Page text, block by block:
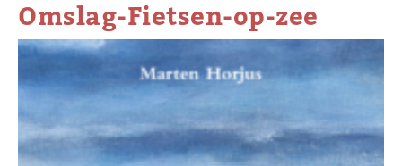
Omslag-Fietsen-op-zee